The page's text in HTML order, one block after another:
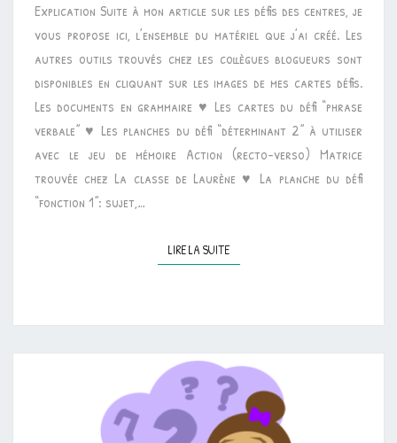
CENTRES
D’AUTONOMIE
Explication Suite à mon article sur les défis des centres, je
vous propose ici, l’ensemble du matériel que j’ai créé. Les
autres outils trouvés chez les collègues blogueurs sont
disponibles en cliquant sur les images de mes cartes défis.
Les documents en grammaire ♥ Les cartes du défi “phrase
verbale” ♥ Les planches du défi “déterminant 2” à utiliser
avec le jeu de mémoire Action (recto-verso) Matrice
trouvée chez La classe de Laurène ♥ La planche du défi
“fonction 1”: sujet,…
LIRE LA SUITELIRE LA SUITE